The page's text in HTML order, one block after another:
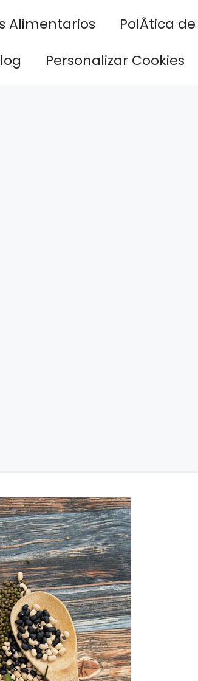
Alimentarios PolÃ­tica
Personalizar Cookies